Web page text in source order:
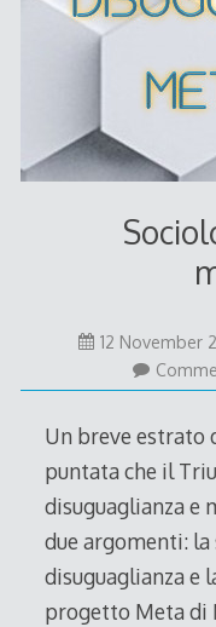
12 November
Un breve estrato
puntata che il
disuguaglianza e
due argomenti:
disuguaglianza e
progetto Meta di